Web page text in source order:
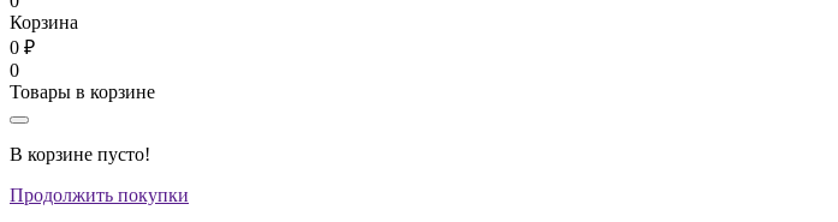
Корзина
0 ₽
0
Товары в корзине
В корзине пусто!
Продолжить покупки